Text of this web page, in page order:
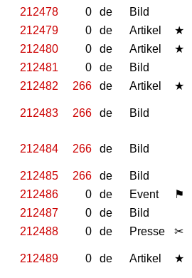
212478
0 de Bild
212479
0 de Artikel ★
212480
0 de Artikel ★
212481
0 de Bild
212482
266 de Artikel ★
212483 266 de Bild
212484 266 de Bild
212485
266 de Bild
212486
0 de Event ⚑
212487
0 de Bild
212488
0 de Presse ✂
212489 0 de Artikel ★